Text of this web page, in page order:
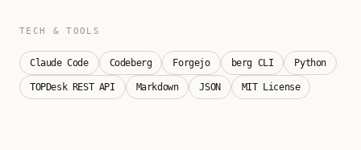
TECH & TOOLS
Claude Code Codeberg Forgejo berg CLI Python
TOPDesk REST API Markdown JSON MIT License